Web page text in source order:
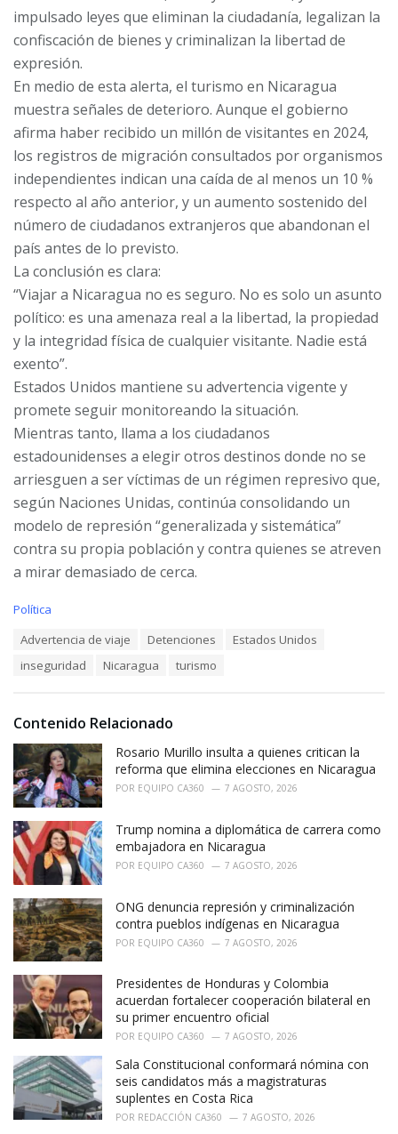
impulsado leyes que eliminan la ciudadanía, legalizan la
confiscación de bienes y criminalizan la libertad de
expresión.
En medio de esta alerta, el turismo en Nicaragua
muestra señales de deterioro. Aunque el gobierno
afirma haber recibido un millón de visitantes en 2024,
los registros de migración consultados por organismos
independientes indican una caída de al menos un 10 %
respecto al año anterior, y un aumento sostenido del
número de ciudadanos extranjeros que abandonan el
país antes de lo previsto.
La conclusión es clara:
“Viajar a Nicaragua no es seguro. No es solo un asunto
político: es una amenaza real a la libertad, la propiedad
y la integridad física de cualquier visitante. Nadie está
exento”.
Estados Unidos mantiene su advertencia vigente y
promete seguir monitoreando la situación.
Mientras tanto, llama a los ciudadanos
estadounidenses a elegir otros destinos donde no se
arriesguen a ser víctimas de un régimen represivo que,
según Naciones Unidas, continúa consolidando un
modelo de represión “generalizada y sistemática”
contra su propia población y contra quienes se atreven
a mirar demasiado de cerca.
C
i
:
Política
Advertencia de viaje Detenciones
Estados Unidos
inseguridad
Nicaragua turismo
Contenido Relacionado
Rosario Murillo insulta a quienes critican la
reforma que elimina elecciones en Nicaragua
POR EQUIPO CA360 7 AGOSTO, 2026
Trump nomina a diplomática de carrera como
embajadora en Nicaragua
POR EQUIPO CA360 7 AGOSTO, 2026
ONG denuncia represión y criminalización
contra pueblos indígenas en Nicaragua
POR EQUIPO CA360 7 AGOSTO, 2026
Presidentes de Honduras y Colombia
acuerdan fortalecer cooperación bilateral en
su primer encuentro oficial
POR EQUIPO CA360 7 AGOSTO, 2026
Sala Constitucional conformará nómina con
seis candidatos más a magistraturas
suplentes en Costa Rica
POR REDACCIÓN CA360 7 AGOSTO, 2026